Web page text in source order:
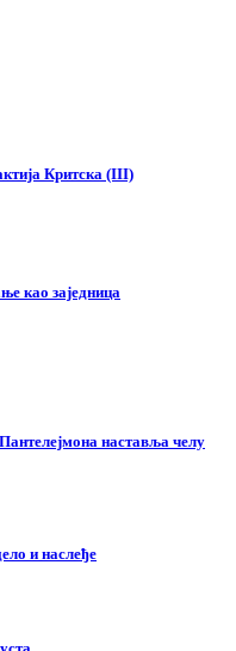
Критска (III)
као заједница
наставља челу
и наслеђе